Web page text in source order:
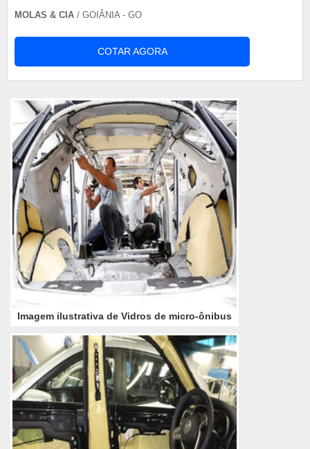
MOLAS & CIA / GOIÂNIA - GO
COTAR AGORA
Imagem ilustrativa de Vidros de micro-ônibus